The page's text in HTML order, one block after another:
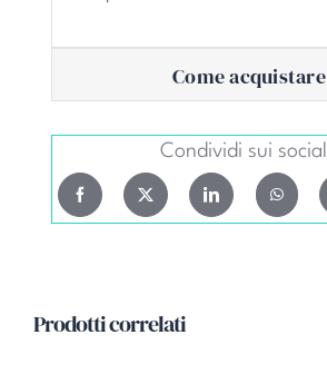
Come acquistare
Condividi sui social
Prodotti correlati